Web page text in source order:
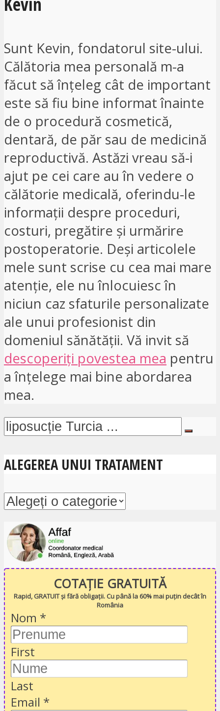
Sunt Kevin, fondatorul site-ului.
Călătoria mea personală m-a
făcut să înțeleg cât de important
este să fiu bine informat înainte
de o procedură cosmetică,
dentară, de păr sau de medicină
reproductivă. Astăzi vreau să-i
ajut pe cei care au în vedere o
călătorie medicală, oferindu-le
informații despre proceduri,
costuri, pregătire și urmărire
postoperatorie. Deși articolele
mele sunt scrise cu cea mai mare
atenție, ele nu înlocuiesc în
niciun caz sfaturile personalizate
ale unui profesionist din
domeniul sănătății. Vă invit să
descoperiți povestea mea pentru
a înțelege mai bine abordarea
mea.
ALEGEREA UNUI TRATAMENT
COTAȚIE GRATUITĂ
Rapid, GRATUIT și fără obligații. Cu până la 60% mai puțin decât în
România
Nom *
First
Last
Email *